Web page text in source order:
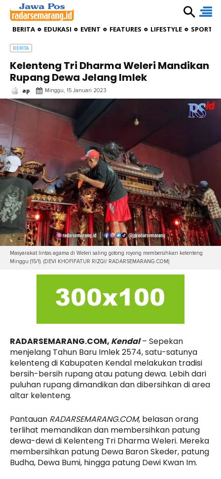
BERITA EDUKASI EVENT FEATURES LIFESTYLE
BERITA
Kelenteng Tri Dharma Weleri Mandikan
Rupang Dewa Jelang Imlek
ap Minggu, 15 Januari 2023
Masyarakat lintas agama di Weleri saling gotong royong membersihkan kelenteng
Minggu (15/1). (DEVI KHOFIFATUR RIZQI/ RADARSEMARANG.COM)
RADARSEMARANG.COM, Kendal– Sepekan
menjelang Tahun Baru Imlek 2574, satu-satunya
kelenteng di Kabupaten Kendal melakukan tradisi
bersih-bersih rupang atau patung dewa. Lebih dari
puluhan rupang dimandikan dan dibersihkan di area
altar kelenteng.
Pantauan RADARSEMARANG.COM, belasan orang
terlihat memandikan dan membersihkan patung
dewa-dewi di Kelenteng Tri Dharma Weleri. Mereka
membersihkan patung Dewa Baron Skeder, patung
Budha, Dewa Bumi, hingga patung Dewi Kwan Im.